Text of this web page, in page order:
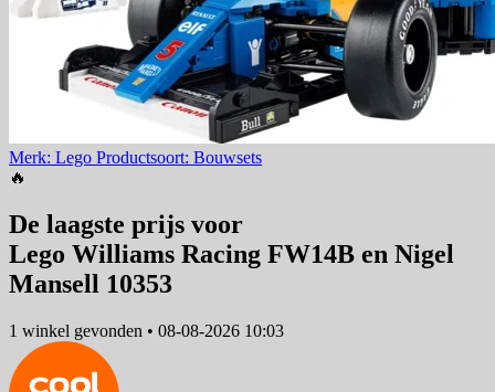
Merk: Lego Productsoort: Bouwsets
🔥
De laagste prijs voor
Lego Williams Racing FW14B en Nigel
Mansell 10353
1 winkel gevonden • 08-08-2026 10:03